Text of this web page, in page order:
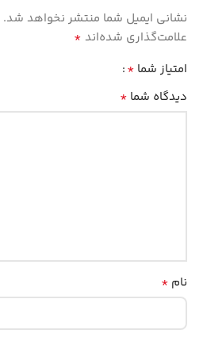
نشانی ایمیل شما منتشر نخواهد شد.
علامت‌گذاری شده‌اند *
امتیاز شما *
دیدگاه شما *
نام *